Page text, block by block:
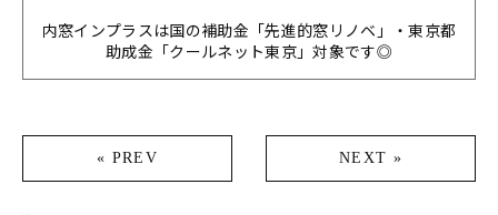
内窓インプラスは国の補助金「先進的窓リノベ」・東京都
助成金「クールネット東京」対象です◎
« PREV NEXT »